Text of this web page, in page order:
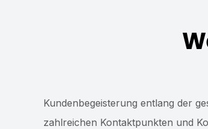
Kundenbegeisterung entlang der
zahlreichen Kontaktpunkten und